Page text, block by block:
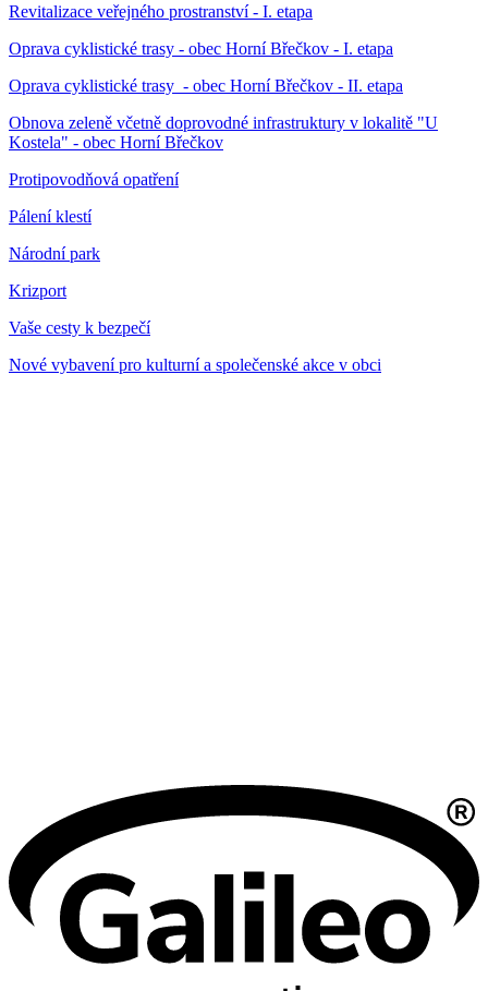
Revitalizace veřejného prostranství - I. etapa
Oprava cyklistické trasy - obec Horní Břečkov - I. etapa
Oprava cyklistické trasy - obec Horní Břečkov - II. etapa
Obnova zeleně včetně doprovodné infrastruktury v lokalitě "U
Kostela" - obec Horní Břečkov
Protipovodňová opatření
Pálení klestí
Národní park
Krizport
Vaše cesty k bezpečí
Nové vybavení pro kulturní a společenské akce v obci